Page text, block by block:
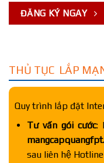
ĐĂNG KÝ NGAY
THỦ TỤC LẮP
Quy trình lắp đặt
Tư vấn gói cước:
sau liên hệ Hotline